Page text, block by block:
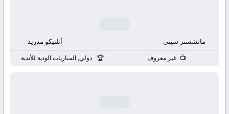
مباريات
مانشستر سيتي أتلتيكو مدريد
غير معروف دولي, المباريات الودية للأندية